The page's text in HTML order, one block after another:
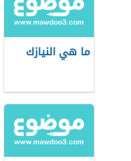
ما هي النيازك